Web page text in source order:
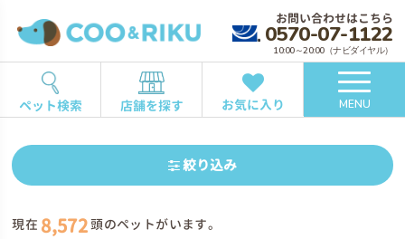
お問い合わせはこちら
0570-07-1122
10:00～20:00（ナビダイヤル）
ペット検索 店舗を探す お気に入り MENU
絞り込み
現在 8,572頭のペットがいます。